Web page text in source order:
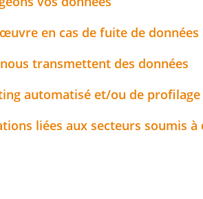
en cas de fuite de données
transmettent des données
automatisé et/ou de profilage
liées aux secteurs soumis